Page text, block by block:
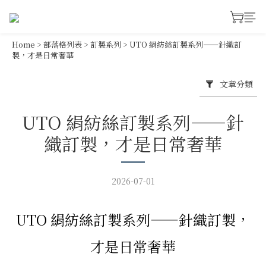
Home > 部落格列表 > 訂製系列 > UTO 絹紡絲訂製系列——針織訂
製，才是日常奢華
文章分類
UTO 絹紡絲訂製系列——針
織訂製，才是日常奢華
2026-07-01
UTO 絹紡絲訂製系列——針織訂製，
才是日常奢華